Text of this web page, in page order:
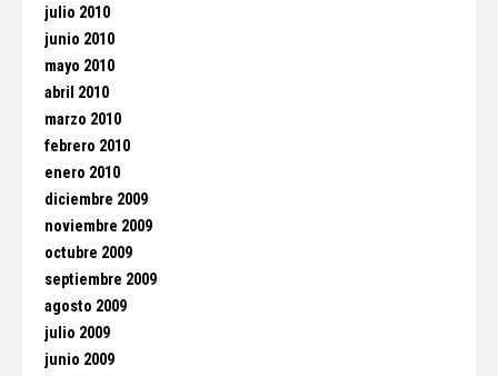
julio 2010
junio 2010
mayo 2010
abril 2010
marzo 2010
febrero 2010
enero 2010
diciembre 2009
noviembre 2009
octubre 2009
septiembre 2009
agosto 2009
julio 2009
junio 2009